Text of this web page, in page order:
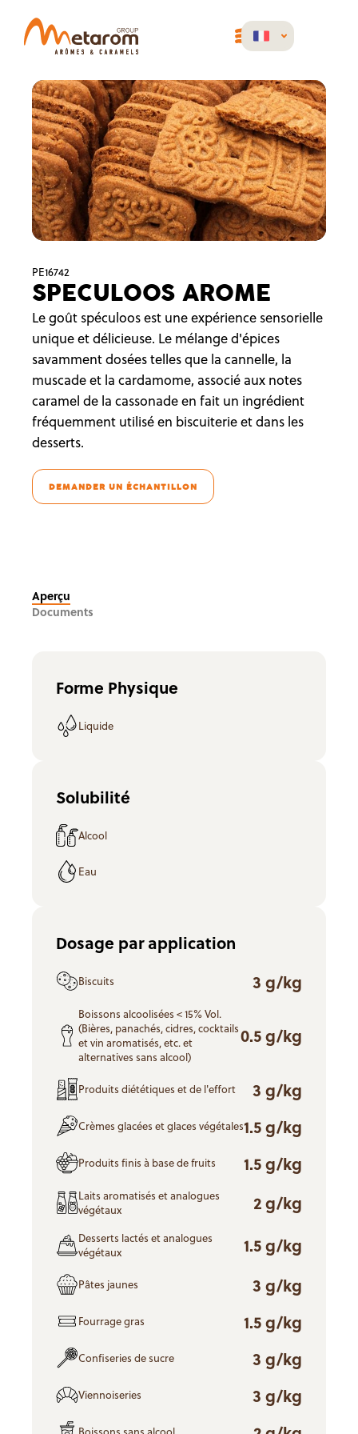
PE16742
SPECULOOS AROME
Le goût spéculoos est une expérience sensorielle
unique et délicieuse. Le mélange d'épices
savamment dosées telles que la cannelle, la
muscade et la cardamome, associé aux notes
caramel de la cassonade en fait un ingrédient
fréquemment utilisé en biscuiterie et dans les
desserts.
DEMANDER UN ÉCHANTILLON
Aperçu
Documents
Forme Physique
Liquide
Solubilité
Alcool
Eau
Dosage par application
Biscuits 3 g/kg
Boissons alcoolisées < 15% Vol.
(Bières, panachés, cidres, cocktails
et vin aromatisés, etc. et
alternatives sans alcool)
0.5 g/kg
Produits diététiques et de l'effort 3 g/kg
Crèmes glacées et glaces végétales1.5 g/kg
Produits finis à base de fruits 1.5 g/kg
Laits aromatisés et analogues
végétaux
2 g/kg
Desserts lactés et analogues
végétaux
1.5 g/kg
Pâtes jaunes 3 g/kg
Fourrage gras 1.5 g/kg
Confiseries de sucre 3 g/kg
Viennoiseries 3 g/kg